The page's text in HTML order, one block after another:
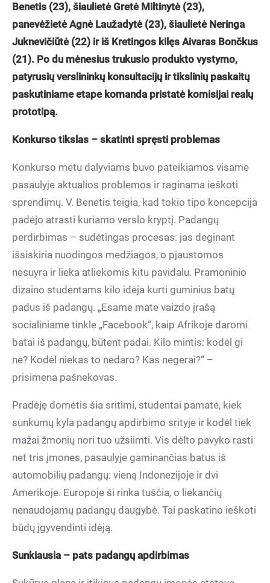
Benetis (23), šiaulietė Gretė Miltinytė (23),
panevėžietė Agnė Laužadytė (23), šiaulietė Neringa
Juknevičiūtė (22) ir iš Kretingos kilęs Aivaras Bončkus
(21). Po du mėnesius trukusio produkto vystymo,
patyrusių verslininkų konsultacijų ir tikslinių paskaitų
paskutiniame etape komanda pristatė komisijai realų
prototipą.
Konkurso tikslas – skatinti spręsti problemas
Konkurso metu dalyviams buvo pateikiamos visame
pasaulyje aktualios problemos ir raginama ieškoti
sprendimų. V. Benetis teigia, kad tokio tipo koncepcija
padėjo atrasti kuriamo verslo kryptį. Padangų
perdirbimas – sudėtingas procesas: jas deginant
išsiskiria nuodingos medžiagos, o pjaustomos
nesuyra ir lieka atliekomis kitu pavidalu. Pramoninio
dizaino studentams kilo idėja kurti guminius batų
padus iš padangų. „Esame mate vaizdo įrašą
socialiniame tinkle „Facebook“, kaip Afrikoje daromi
batai iš padangų, būtent padai. Kilo mintis: kodėl gi
ne? Kodėl niekas to nedaro? Kas negerai?“ –
prisimena pašnekovas.
Pradėję domėtis šia sritimi, studentai pamatė, kiek
sunkumų kyla padangų apdirbimo srityje ir kodėl tiek
mažai žmonių nori tuo užsiimti. Vis dėlto pavyko rasti
net tris įmones, pasaulyje gaminančias batus iš
automobilių padangų: vieną Indonezijoje ir dvi
Amerikoje. Europoje ši rinka tuščia, o liekančių
nenaudojamų padangų daugybė. Tai paskatino ieškoti
būdų įgyvendinti idėją.
Sunkiausia – pats padangų apdirbimas